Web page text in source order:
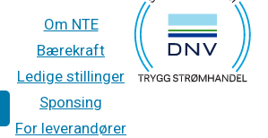
Om NTE
Bærekraft
Ledige stillinger
Sponsing
For leverandører